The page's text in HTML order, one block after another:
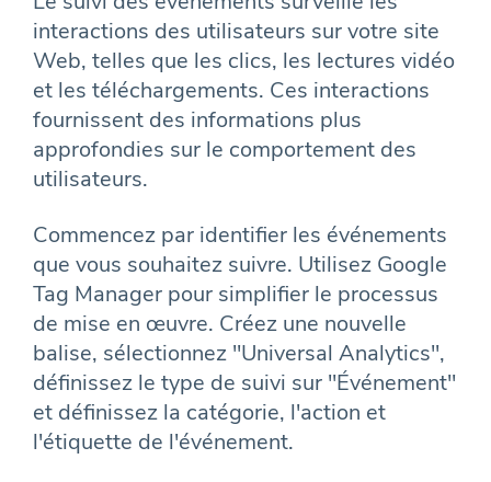
interactions des utilisateurs sur votre site
Web, telles que les clics, les lectures vidéo
et les téléchargements. Ces interactions
fournissent des informations plus
approfondies sur le comportement des
utilisateurs.
Commencez par identifier les événements
que vous souhaitez suivre. Utilisez Google
Tag Manager pour simplifier le processus
de mise en œuvre. Créez une nouvelle
balise, sélectionnez "Universal Analytics",
définissez le type de suivi sur "Événement"
et définissez la catégorie, l'action et
l'étiquette de l'événement.